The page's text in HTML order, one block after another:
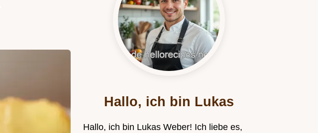
Hallo, ich bin Lukas
Hallo, ich bin Lukas Weber! Ich liebe es,